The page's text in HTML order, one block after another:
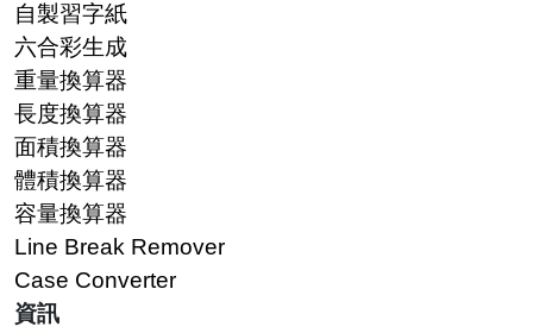
自製習字紙
六合彩生成
重量換算器
長度換算器
面積換算器
體積換算器
容量換算器
Line Break Remover
Case Converter
資訊